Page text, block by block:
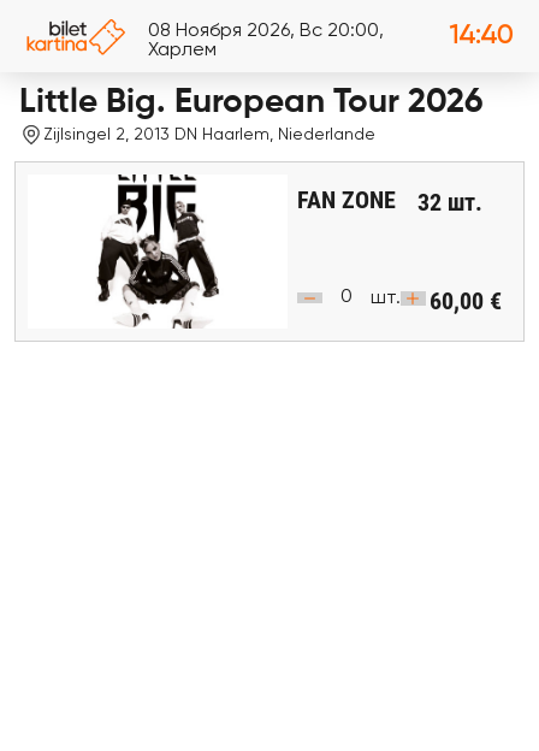
08 Ноября 2026, Вс 20:00,
Харлем
14:40
Little Big. European Tour 2026
Zijlsingel 2, 2013 DN Haarlem, Niederlande
FAN ZONE 32 шт.
шт. 60,00 €